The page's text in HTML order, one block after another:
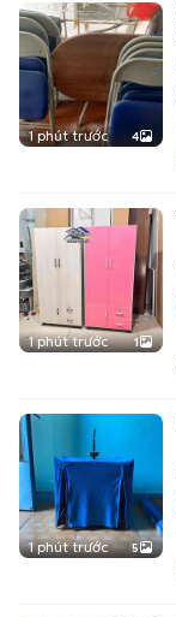
1 phút trước 4
1 phút trước 1
1 phút trước 5